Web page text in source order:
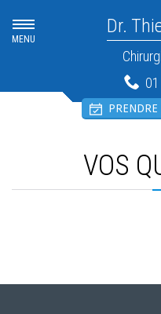
Dr.
MENU
VOS